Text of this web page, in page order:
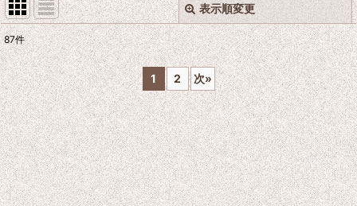
表示順変更
表示数:
在庫あり
並び順:
絞り込む
閉じる
87件
1 2 次»